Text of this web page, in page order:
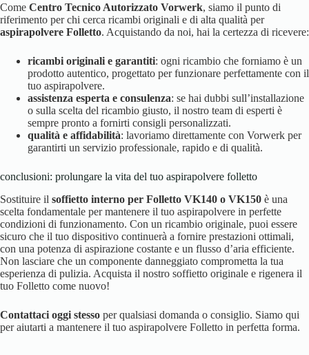
Come Centro Tecnico Autorizzato Vorwerk, siamo il punto di
riferimento per chi cerca ricambi originali e di alta qualità per
aspirapolvere Folletto. Acquistando da noi, hai la certezza di ricevere:
ricambi originali e garantiti: ogni ricambio che forniamo è un
prodotto autentico, progettato per funzionare perfettamente con il
tuo aspirapolvere.
assistenza esperta e consulenza: se hai dubbi sull’installazione
o sulla scelta del ricambio giusto, il nostro team di esperti è
sempre pronto a fornirti consigli personalizzati.
qualità e affidabilità: lavoriamo direttamente con Vorwerk per
garantirti un servizio professionale, rapido e di qualità.
conclusioni: prolungare la vita del tuo aspirapolvere folletto
Sostituire il soffietto interno per Folletto VK140 o VK150 è una
scelta fondamentale per mantenere il tuo aspirapolvere in perfette
condizioni di funzionamento. Con un ricambio originale, puoi essere
sicuro che il tuo dispositivo continuerà a fornire prestazioni ottimali,
con una potenza di aspirazione costante e un flusso d’aria efficiente.
Non lasciare che un componente danneggiato comprometta la tua
esperienza di pulizia. Acquista il nostro soffietto originale e rigenera il
tuo Folletto come nuovo!
Contattaci oggi stesso per qualsiasi domanda o consiglio. Siamo qui
per aiutarti a mantenere il tuo aspirapolvere Folletto in perfetta forma.